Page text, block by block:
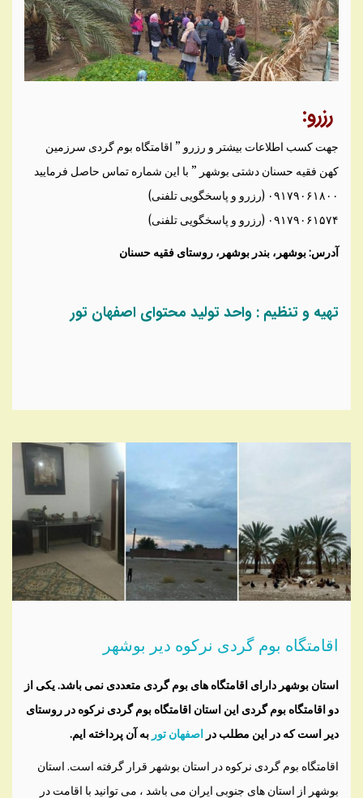
رزرو:
جهت کسب اطلاعات بیشتر و رزرو ” اقامتگاه بوم گردی سرزمین
کهن فقیه حسنان دشتی بوشهر ” با این شماره تماس حاصل فرمایید
۰۹۱۷۹۰۶۱۸۰۰ (رزرو و پاسخگویی تلفنی)
۰۹۱۷۹۰۶۱۵۷۴ (رزرو و پاسخگویی تلفنی)
آدرس: بوشهر، بندر بوشهر، روستای فقیه حسنان
تهیه و تنظیم : واحد تولید محتوای اصفهان تور
اقامتگاه بوم گردی نرکوه دیر بوشهر
استان بوشهر دارای اقامتگاه های بوم گردی متعددی نمی باشد. یکی از
دو اقامتگاه بوم گردی این استان اقامتگاه بوم گردی نرکوه در روستای
دیر است که در این مطلب در اصفهان تور به آن پرداخته ایم.
اقامتگاه بوم گردی نرکوه در استان بوشهر قرار گرفته است. استان
بوشهر از استان های جنوبی ایران می باشد ، می توانید با اقامت در